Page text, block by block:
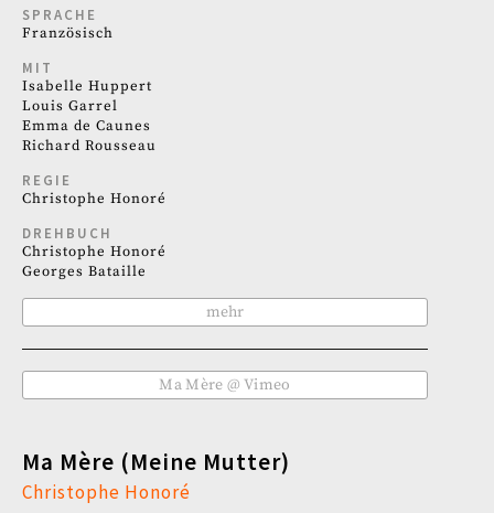
SPRACHE
Französisch
MIT
Isabelle Huppert
Louis Garrel
Emma de Caunes
Richard Rousseau
REGIE
Christophe Honoré
DREHBUCH
Christophe Honoré
Georges Bataille
mehr
Ma Mère @ Vimeo
Ma Mère (Meine Mutter)
Christophe Honoré